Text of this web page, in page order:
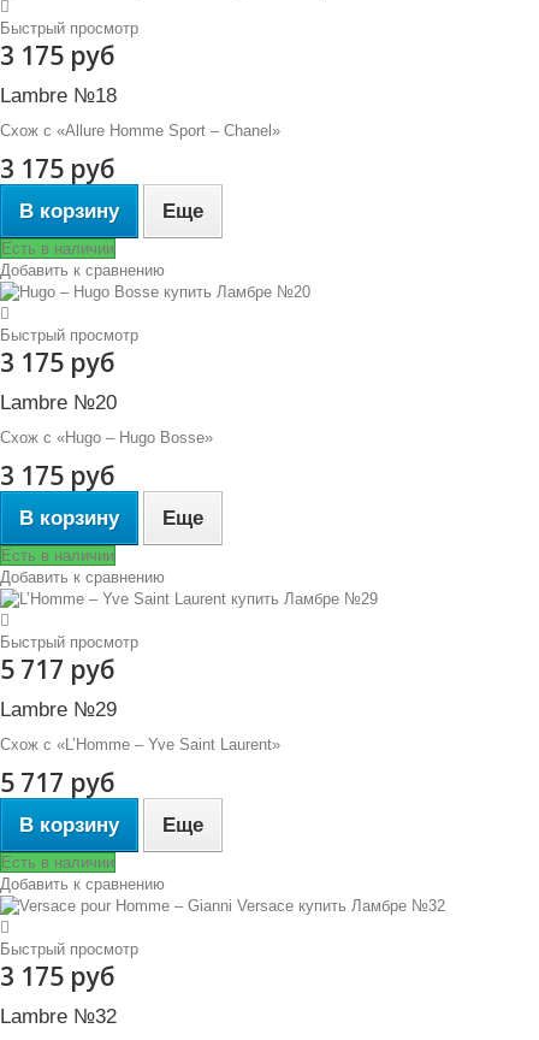
Быстрый просмотр
3 175 руб
Lambre №18
Схож с «Allure Homme Sport – Chanel»
3 175 руб
В корзину Еще
Есть в наличии
Добавить к сравнению
Быстрый просмотр
3 175 руб
Lambre №20
Схож с «Hugo – Hugo Bosse»
3 175 руб
В корзину Еще
Есть в наличии
Добавить к сравнению
Быстрый просмотр
5 717 руб
Lambre №29
Схож с «L’Homme – Yve Saint Laurent»
5 717 руб
В корзину Еще
Есть в наличии
Добавить к сравнению
Быстрый просмотр
3 175 руб
Lambre №32